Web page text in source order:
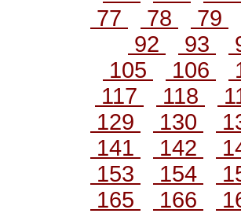
77
78
79
92
93
105
106
117
118
129
130
141
142
153
154
165
166